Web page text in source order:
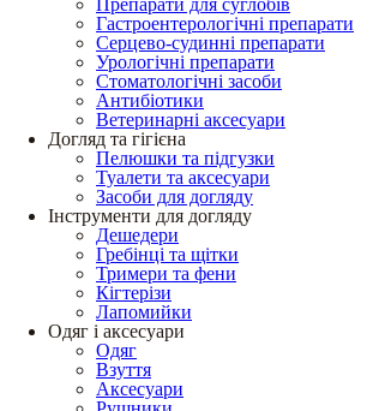
Препарати для суглобів
Гастроентерологічні препарати
Серцево-судинні препарати
Урологічні препарати
Стоматологічні засоби
Антибіотики
Ветеринарні аксесуари
Догляд та гігієна
Пелюшки та підгузки
Туалети та аксесуари
Засоби для догляду
Інструменти для догляду
Дешедери
Гребінці та щітки
Тримери та фени
Кігтерізи
Лапомийки
Одяг і аксесуари
Одяг
Взуття
Аксесуари